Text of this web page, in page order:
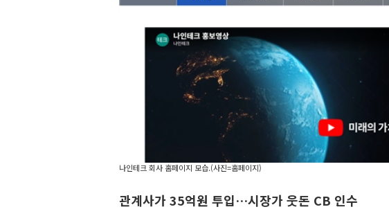
나인테크 회사 홈페이지 모습.(사진=홈페이지)
관계사가 35억원 투입…시장가 웃돈 CB 인수